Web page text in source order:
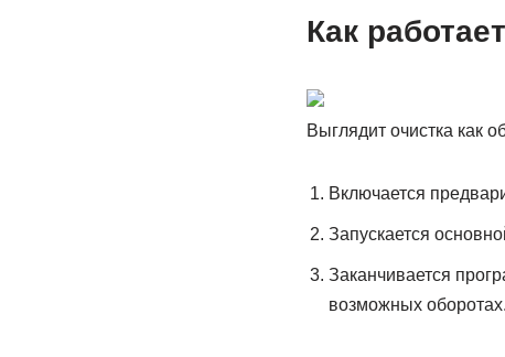
Как
Выглядит очистка как
Включается
Запускается
Заканчивается
возможных оборотах.